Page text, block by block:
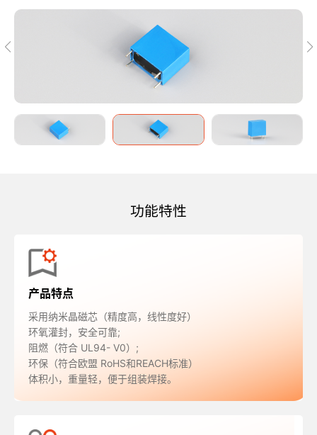
功能特性
产品特点
采用纳米晶磁芯（精度高，线性度好）
环氧灌封，安全可靠;
阻燃（符合 UL94- V0）;
环保（符合欧盟 RoHS和REACH标准）
体积小，重量轻，便于组装焊接。